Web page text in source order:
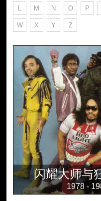
L M N O P
W X Y Z
闪耀大师与
1978 -